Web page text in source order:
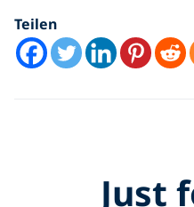
Teilen
Just